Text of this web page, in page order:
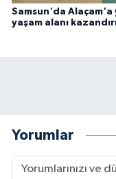
Samsun'da Alaçam'a
yaşam alanı
Yorumlar